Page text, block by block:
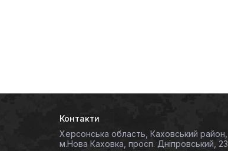
Контакти
Херсонська область, Каховський район,
м.Нова Каховка, просп. Дніпровський, 23